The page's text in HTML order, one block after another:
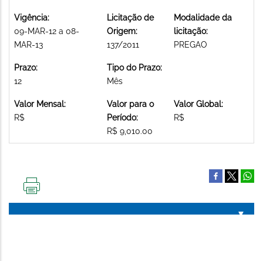
Vigência:
09-MAR-12 a 08-
MAR-13
Licitação de
Origem:
137/2011
Modalidade da
licitação:
PREGAO
Prazo:
12
Tipo do Prazo:
Mês
Valor Mensal:
R$
Valor para o
Período:
R$ 9,010.00
Valor Global:
R$
PÁGINA